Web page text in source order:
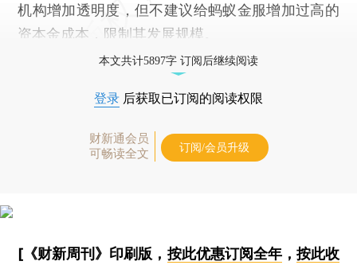
机构增加透明度，但不建议给蚂蚁金服增加过高的
资本金成本，限制其发展规模。
本文共计5897字 订阅后继续阅读
登录 后获取已订阅的阅读权限
财新通会员
可畅读全文
订阅/会员升级
[《财新周刊》印刷版， 按此优惠订阅全年， 按此收